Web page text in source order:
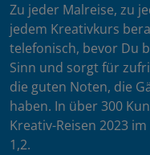
Zu jeder Malreise, zu
jedem Kreativkurs
telefonisch, bevor Du
Sinn und sorgt für
die guten Noten, die
haben. In über 300
Kreativ-Reisen 2023
1,2.